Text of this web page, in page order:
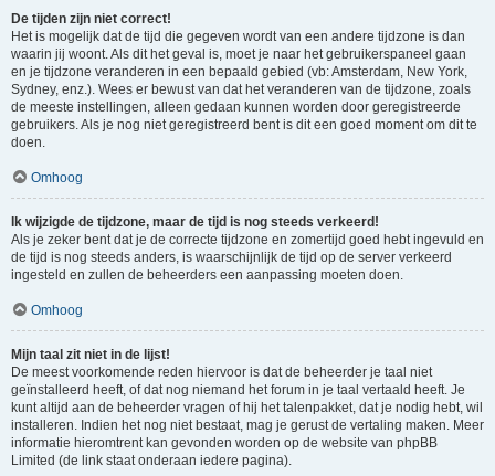
De tijden zijn niet correct!
Het is mogelijk dat de tijd die gegeven wordt van een andere tijdzone is dan
waarin jij woont. Als dit het geval is, moet je naar het gebruikerspaneel gaan
en je tijdzone veranderen in een bepaald gebied (vb: Amsterdam, New York,
Sydney, enz.). Wees er bewust van dat het veranderen van de tijdzone, zoals
de meeste instellingen, alleen gedaan kunnen worden door geregistreerde
gebruikers. Als je nog niet geregistreerd bent is dit een goed moment om dit te
doen.
Omhoog
Ik wijzigde de tijdzone, maar de tijd is nog steeds verkeerd!
Als je zeker bent dat je de correcte tijdzone en zomertijd goed hebt ingevuld en
de tijd is nog steeds anders, is waarschijnlijk de tijd op de server verkeerd
ingesteld en zullen de beheerders een aanpassing moeten doen.
Omhoog
Mijn taal zit niet in de lijst!
De meest voorkomende reden hiervoor is dat de beheerder je taal niet
geïnstalleerd heeft, of dat nog niemand het forum in je taal vertaald heeft. Je
kunt altijd aan de beheerder vragen of hij het talenpakket, dat je nodig hebt, wil
installeren. Indien het nog niet bestaat, mag je gerust de vertaling maken. Meer
informatie hieromtrent kan gevonden worden op de website van phpBB
Limited (de link staat onderaan iedere pagina).